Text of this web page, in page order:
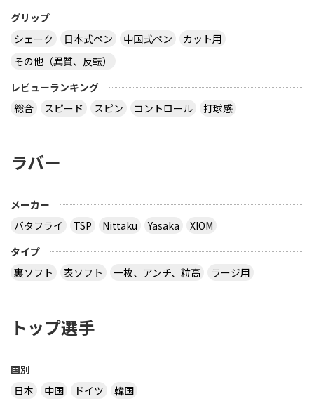
グリップ
シェーク
日本式ペン 中国式ペン
カット用
その他（異質、反転）
レビューランキング
総合
スピード スピン コントロール 打球感
ラバー
メーカー
バタフライ
TSP Nittaku Yasaka
XIOM
タイプ
裏ソフト
表ソフト 一枚、アンチ、粒高 ラージ用
トップ選手
国別
日本
中国 ドイツ
韓国